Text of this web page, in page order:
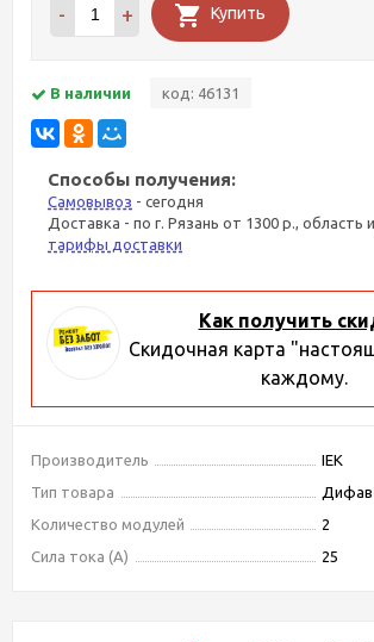
- + Купить
В наличии код: 46131
Способы получения:
Самовывоз - сегодня
Доставка - по г. Рязань от 1300 р., область
тарифы доставки
Как получить
Скидочная карта
каждому.
Производитель
IEK
Тип товара
Количество модулей
2
Сила тока (А)
25